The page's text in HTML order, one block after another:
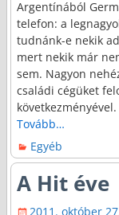
Argentínából
telefon: a
tudnánk-e nekik
mert nekik már
sem. Nagyon
családi cégüket
Tovább…
Egyéb
A Hit éve
2011. október